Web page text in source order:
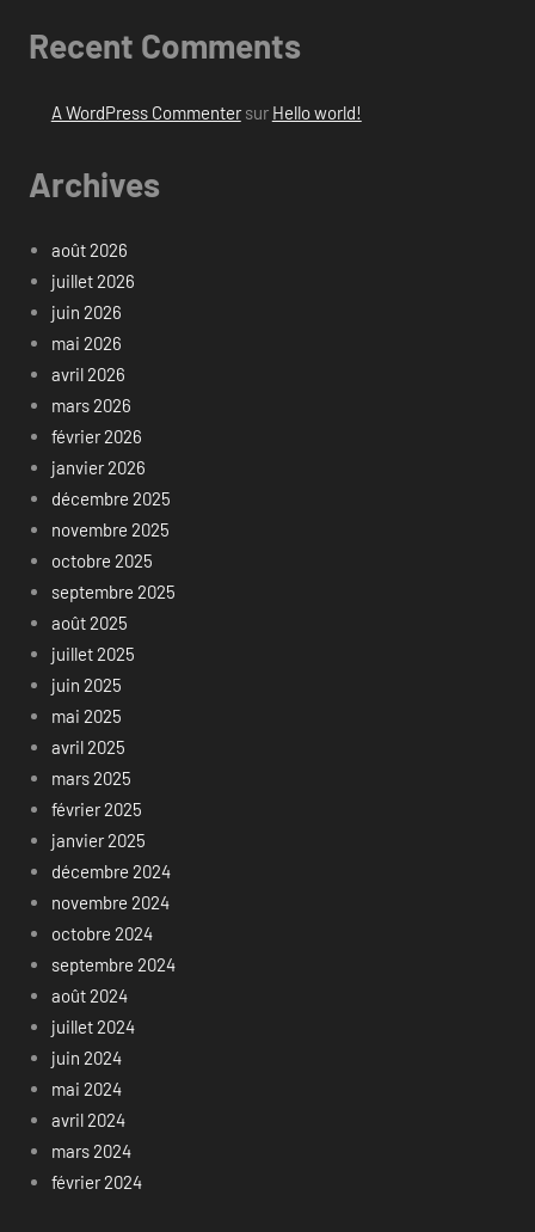
Recent Comments
A WordPress Commentersur Hello world!
Archives
août 2026
juillet 2026
juin 2026
mai 2026
avril 2026
mars 2026
février 2026
janvier 2026
décembre 2025
novembre 2025
octobre 2025
septembre 2025
août 2025
juillet 2025
juin 2025
mai 2025
avril 2025
mars 2025
février 2025
janvier 2025
décembre 2024
novembre 2024
octobre 2024
septembre 2024
août 2024
juillet 2024
juin 2024
mai 2024
avril 2024
mars 2024
février 2024